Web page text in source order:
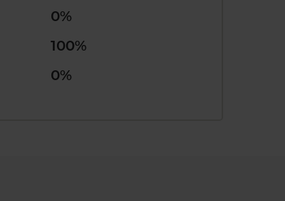
0%
100%
0%